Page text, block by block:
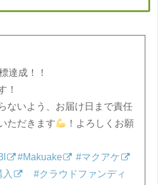
達成！！
！
ないよう、お届け日まで責任
ただきます
！よろしくお願
#Makuake
#マクアケ
#クラウドファンディ